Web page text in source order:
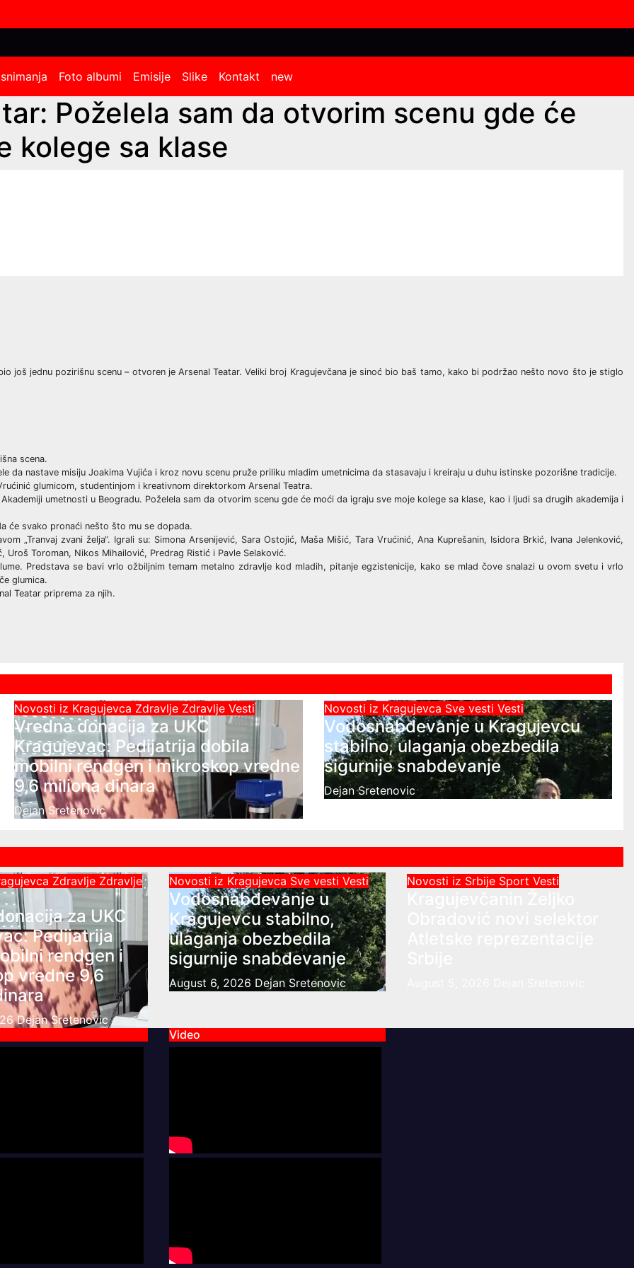
Foto albumi Emisije Slike Kontakt new
Poželela sam da otvorim scenu gde će
kolege sa klase
još jednu pozirišnu scenu – otvoren je Arsenal Teatar. Veliki broj Kragujevčana je sinoć bio baš tamo, kako bi podržao nešto novo što je stiglo
scena.
nastave misiju Joakima Vujića i kroz novu scenu pruže priliku mladim umetnicima da stasavaju i kreiraju u duhu istinske pozorišne tradicije.
glumicom, studentinjom i kreativnom direktorkom Arsenal Teatra.
umetnosti u Beogradu. Poželela sam da otvorim scenu gde će moći da igraju sve moje kolege sa klase, kao i ljudi sa drugih akademija i
će svako pronaći nešto što mu se dopada.
„Tranvaj zvani želja“. Igrali su: Simona Arsenijević, Sara Ostojić, Maša Mišić, Tara Vrućinić, Ana Kuprešanin, Isidora Brkić, Ivana Jelenković,
Toroman, Nikos Mihailović, Predrag Ristić i Pavle Selaković.
Predstava se bavi vrlo ožbiljnim temam metalno zdravlje kod mladih, pitanje egzistenicije, kako se mlad čove snalazi u ovom svetu i vrlo
glumica.
Teatar priprema za njih.
Novosti iz Kragujevca Zdravlje Zdravlje Vesti
Vredna donacija za UKC
Kragujevac: Pedijatrija dobila
mobilni rendgen i mikroskop vredne
9,6 miliona dinara
Dejan Sretenovic
Novosti iz Kragujevca Sve vesti Vesti
Vodosnabdevanje u Kragujevcu
stabilno, ulaganja obezbedila
sigurnije snabdevanje
Dejan Sretenovic
Zdravlje Zdravlje
za UKC
Pedijatrija
rendgen i
vredne 9,6
Dejan Sretenovic
Novosti iz Kragujevca Sve vesti Vesti
Vodosnabdevanje u
Kragujevcu stabilno,
ulaganja obezbedila
sigurnije snabdevanje
August 6, 2026 Dejan Sretenovic
Novosti iz Srbije Sport Vesti
Video